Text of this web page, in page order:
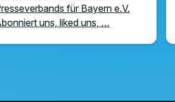
für Bayern e.V.
uns, liked uns, …